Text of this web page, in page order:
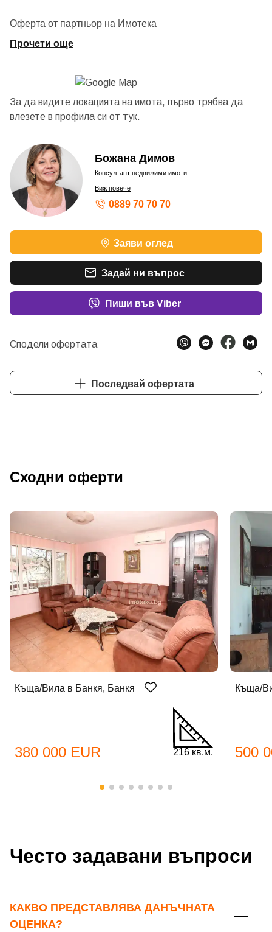
Добре дошъл!
Оферта от партньор на Имотека
Прочети още
За да видите локацията на имота, първо трябва да
влезете в профила си от тук.
Божана Димов
Консултант недвижими имоти
Виж повече
0889 70 70 70
Заяви оглед
Задай ни въпрос
Пиши във Viber
Сподели офертата
Последвай офертата
Сходни оферти
Къща/Вила в Банкя, Банкя
380 000 EUR 216 кв.м.
Къща/
500
Често задавани въпроси
КАКВО ПРЕДСТАВЛЯВА ДАНЪЧНАТА
ОЦЕНКА?
Имейл адрес*